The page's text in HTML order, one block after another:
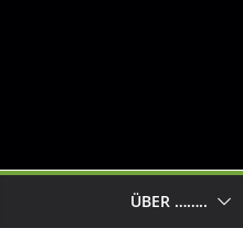
ÜBER ……..